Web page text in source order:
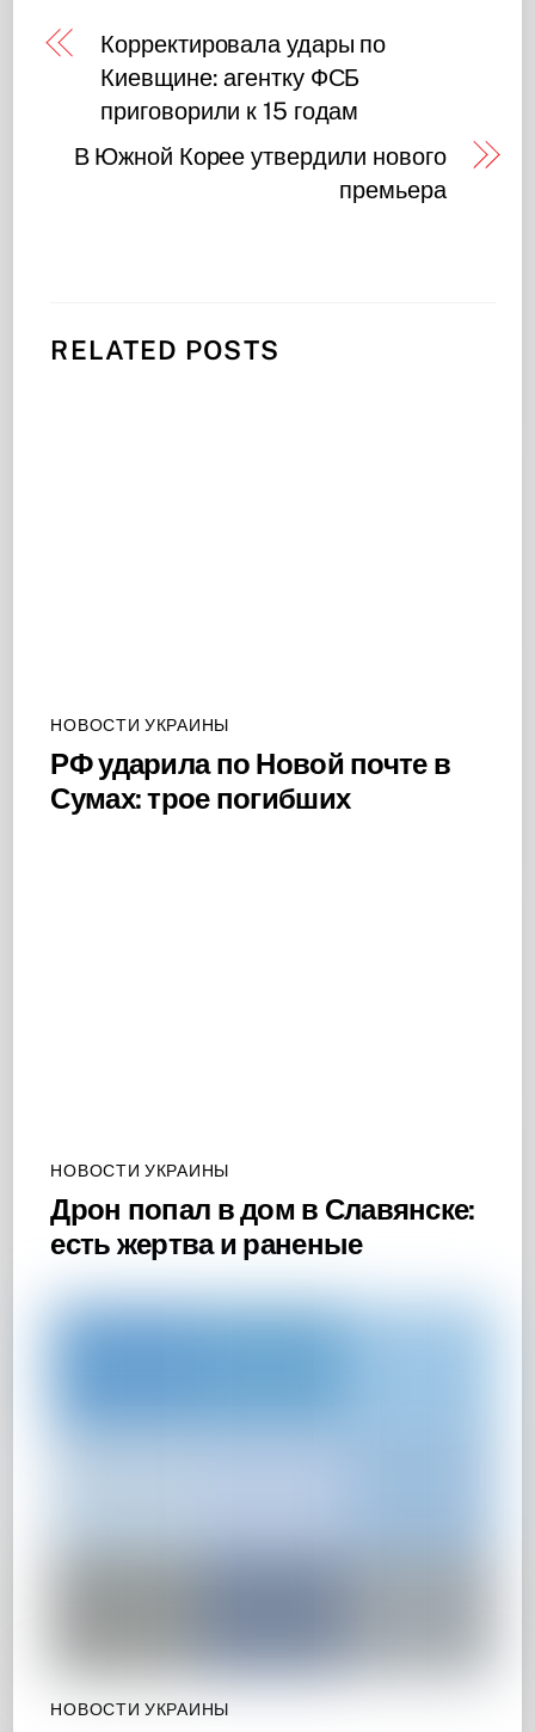
Корректировала удары по
Киевщине: агентку ФСБ
приговорили к 15 годам
В Южной Корее утвердили нового
премьера
RELATED POSTS
НОВОСТИ УКРАИНЫ
РФ ударила по Новой почте в
Сумах: трое погибших
НОВОСТИ УКРАИНЫ
Дрон попал в дом в Славянске:
есть жертва и раненые
НОВОСТИ УКРАИНЫ